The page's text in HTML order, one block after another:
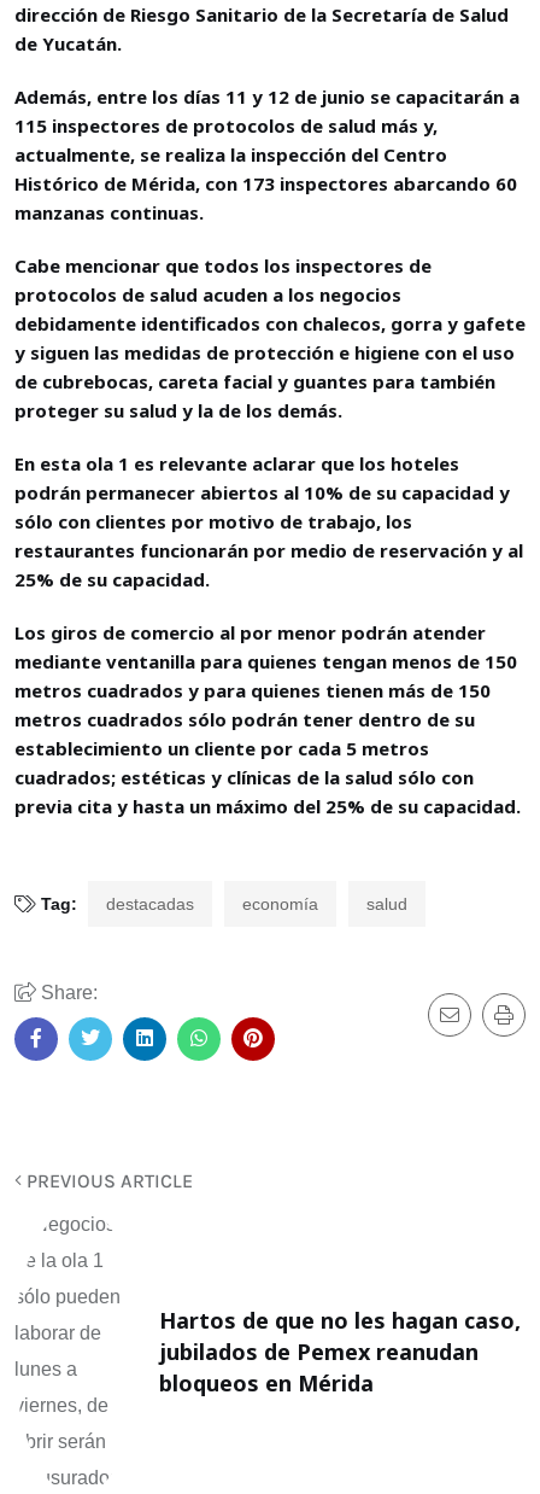
dirección de Riesgo Sanitario de la Secretaría de Salud
de Yucatán.
Además, entre los días 11 y 12 de junio se capacitarán a
115 inspectores de protocolos de salud más y,
actualmente, se realiza la inspección del Centro
Histórico de Mérida, con 173 inspectores abarcando 60
manzanas continuas.
Cabe mencionar que todos los inspectores de
protocolos de salud acuden a los negocios
debidamente identificados con chalecos, gorra y gafete
y siguen las medidas de protección e higiene con el uso
de cubrebocas, careta facial y guantes para también
proteger su salud y la de los demás.
En esta ola 1 es relevante aclarar que los hoteles
podrán permanecer abiertos al 10% de su capacidad y
sólo con clientes por motivo de trabajo, los
restaurantes funcionarán por medio de reservación y al
25% de su capacidad.
Los giros de comercio al por menor podrán atender
mediante ventanilla para quienes tengan menos de 150
metros cuadrados y para quienes tienen más de 150
metros cuadrados sólo podrán tener dentro de su
establecimiento un cliente por cada 5 metros
cuadrados; estéticas y clínicas de la salud sólo con
previa cita y hasta un máximo del 25% de su capacidad.
Tag: destacadas economía salud
Share:
PREVIOUS ARTICLE
Hartos de que no les hagan caso,
jubilados de Pemex reanudan
bloqueos en Mérida